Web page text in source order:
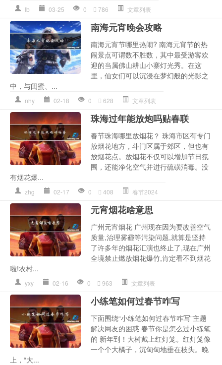
lb 03-25 0 786 文章列表
南海元宵晚会攻略
南海元宵节哪里热闹? 南海元宵节的热
闹景点可谓数不胜数，其中最受游客欢
迎的当属佛山耕山小寨灯光秀。在这
里，仙女们可以沉浸在梦幻般的光影之
中，与闺蜜、...
nhy 02-18 0 628 文章列表
珠海过年能放炮吗贴春联
春节珠海哪里放烟花？ 珠海市区有专门
放烟花地方，斗门区属于郊区，但也有
放烟花点。放烟花不仅可以增加节日氛
围，还能净化空气并进行硫磺消毒。没
有烟花爆...
zhg 02-17 0 408 春节2024
元宵烟花啥意思
广州元宵烟花 广州现在因为要改善空气
质量,治理雾霾等污染问题,就算是坚持
了许多年的烟花汇演也终止了,现在广州
全境禁止燃放烟花爆竹,肯定看不到烟花
啦!农村...
yxy 02-16 0 963 文章列表
小练笔如何过春节咋写
下面围绕“小练笔如何过春节咋写”主题
解决网友的困惑 春节你是怎么过小练笔
的 新年到！大树戴上红灯笼。红灯笼像
一个个大橘子，沉甸甸地垂在枝头。晚
上，“大...